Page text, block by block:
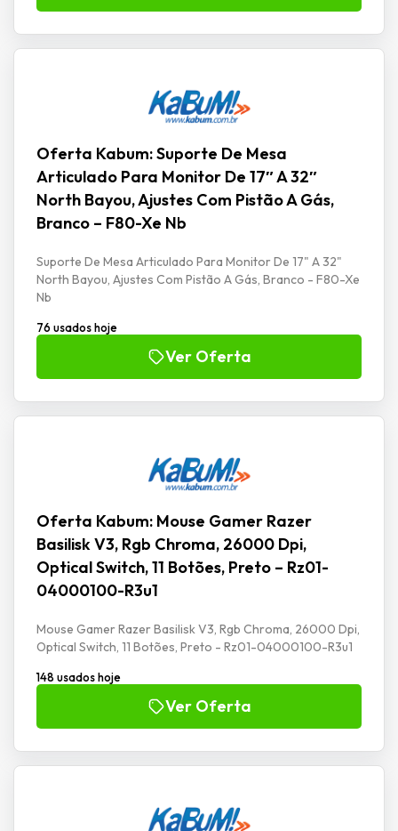
Oferta Kabum: Suporte De Mesa
Articulado Para Monitor De 17″ A 32″
North Bayou, Ajustes Com Pistão A Gás,
Branco – F80-Xe Nb
Suporte De Mesa Articulado Para Monitor De 17" A 32"
North Bayou, Ajustes Com Pistão A Gás, Branco - F80-Xe
Nb
76 usados hoje
Ver Oferta
Oferta Kabum: Mouse Gamer Razer
Basilisk V3, Rgb Chroma, 26000 Dpi,
Optical Switch, 11 Botões, Preto – Rz01-
04000100-R3u1
Mouse Gamer Razer Basilisk V3, Rgb Chroma, 26000 Dpi,
Optical Switch, 11 Botões, Preto - Rz01-04000100-R3u1
148 usados hoje
Ver Oferta